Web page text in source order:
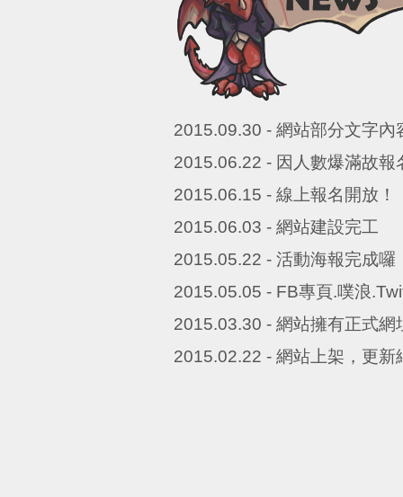
2015.09.30 - 網站部分文字內
2015.06.22 - 因人數爆滿故報
2015.06.15 - 線上報名開放！
2015.06.03 - 網站建設完工
2015.05.22 - 活動海報完成囉
2015.05.05 - FB專頁.噗浪
2015.03.30 - 網站擁有正式網
2015.02.22 - 網站上架，更新